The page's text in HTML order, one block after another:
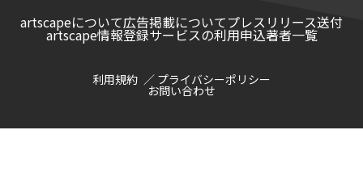
artscapeについて広告掲載についてプレスリリース送付
artscape情報登録サービスの利用申込著者一覧
利用規約 プライバシーポリシー
お問い合わせ